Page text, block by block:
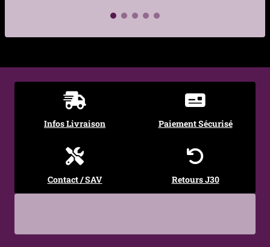
sensibles
aux rayures et à
bordure
Infos Livraison Paiement Sécurisé
Contact / SAV Retours J30